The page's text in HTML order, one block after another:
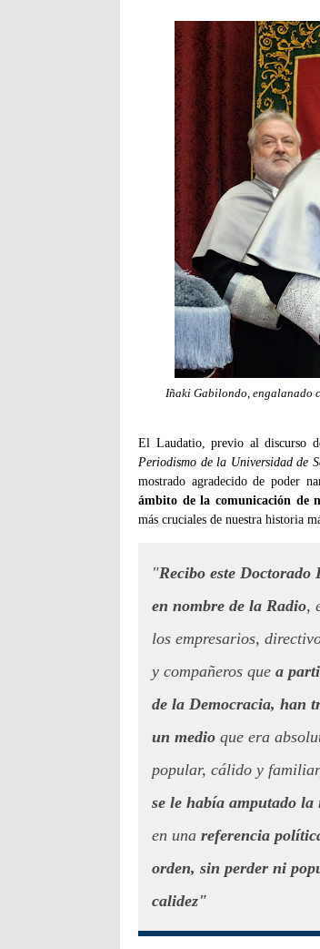
Iñaki Gabilondo, engalanado
El Laudatio, previo al discurso
Periodismo de la Universidad de
mostrado agradecido de poder
ámbito de la comunicación de
más cruciales de nuestra historia
"Recibo este Doctorado
en nombre de la Radio,
los empresarios,
y compañeros que a
de la Democracia, han
un medio que era
popular, cálido y
se le había amputado
en una referencia
orden, sin perder ni
calidez"